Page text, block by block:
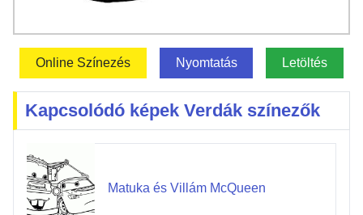
Online Színezés Nyomtatás Letöltés
Kapcsolódó képek Verdák színezők
Matuka és Villám McQueen